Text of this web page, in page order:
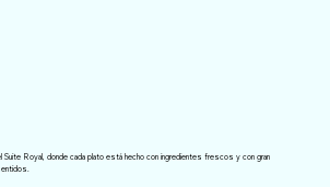
Suite Royal, donde cada plato está hecho con ingredientes frescos y con gran